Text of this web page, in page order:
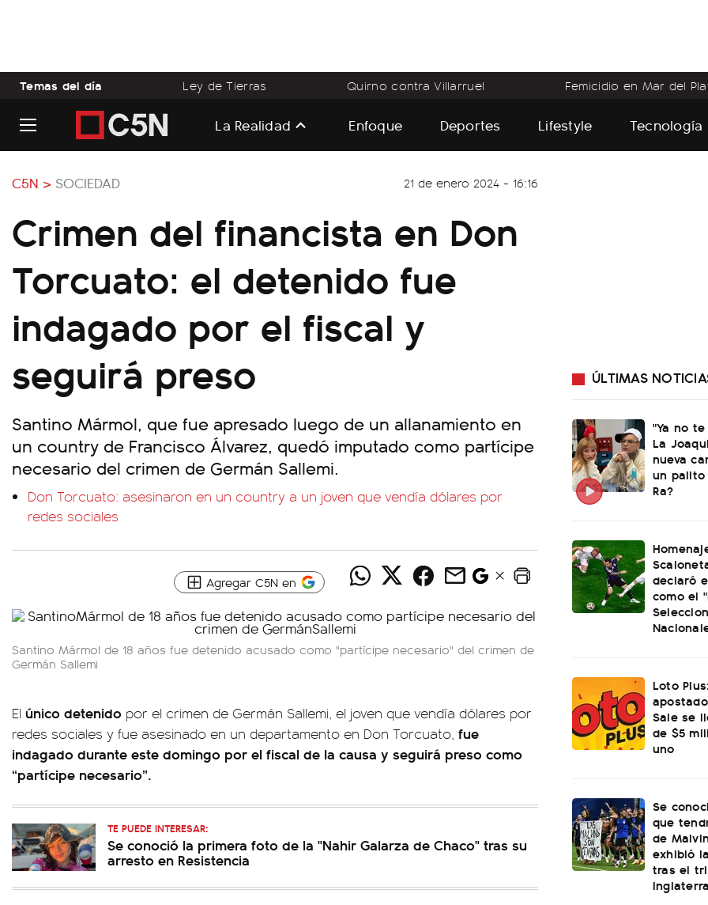
Temas del día Ley de Tierras Quirno contra Villarruel Femicidio en Mar del
La Realidad Enfoque Deportes Lifestyle Tecnología
C5N > SOCIEDAD 21 de enero 2024 - 16:16
Crimen del financista en Don
Torcuato: el detenido fue
indagado por el fiscal y
seguirá preso
Santino Mármol, que fue apresado luego de un allanamiento en
un country de Francisco Álvarez, quedó imputado como partícipe
necesario del crimen de Germán Sallemi.
Don Torcuato: asesinaron en un country a un joven que vendía dólares por
redes sociales
Agregar C5N en
Santino Mármol de 18 años fue detenido acusado como "partícipe necesario" del crimen de
Germán Sallemi
El único detenido por el crimen de Germán Sallemi, el joven que vendía dólares por
redes sociales y fue asesinado en un departamento en Don Torcuato, fue
indagado durante este domingo por el fiscal de la causa y seguirá preso como
“partícipe necesario”.
TE PUEDE INTERESAR:
Se conoció la primera foto de la "Nahir Galarza de Chaco" tras su
arresto en Resistencia
ÚLTIMAS
"Ya no
La
nueva
un palito
Ra?
declaró
como el
Loto
Sale se
de $5
uno
Se
que
de
exhibió
tras el
Inglaterra